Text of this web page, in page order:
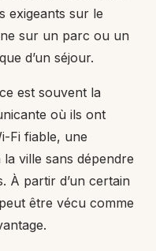
exigeants sur le
sur un parc ou un
d’un séjour.
est souvent la
où ils ont
Fi fiable, une
ville sans dépendre
À partir d’un certain
être vécu comme